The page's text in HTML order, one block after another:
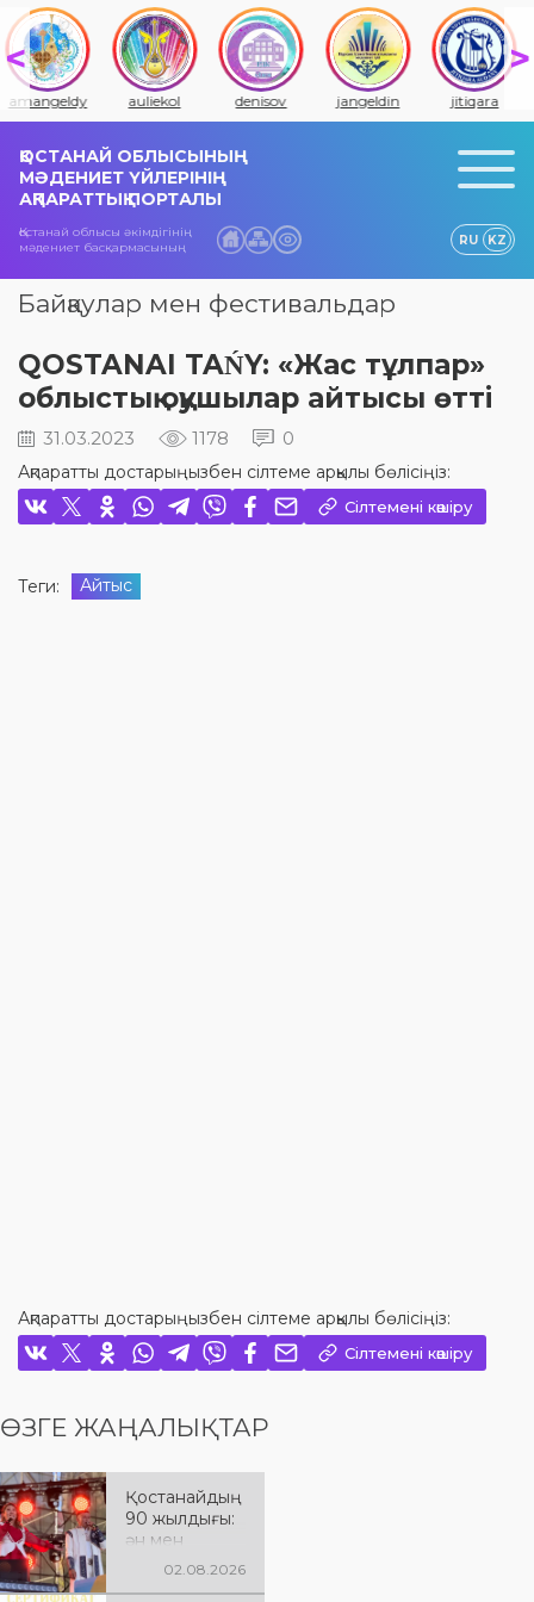
amangeldy auliekol denisov jangeldin jitiqara
ҚОСТАНАЙ ОБЛЫСЫНЫҢ
МӘДЕНИЕТ ҮЙЛЕРІНІҢ
АҚПАРАТТЫҚ ПОРТАЛЫ
Қостанай облысы әкімдігінің
мәдениет басқармасының
RU KZ
Байқаулар мен фестивальдар
QOSTANAI TAŃY: «Жас тұлпар»
облыстық оқушылар айтысы өтті
31.03.2023 1178 0
Ақпаратты достарыңызбен сілтеме арқылы бөлісіңіз:
Сілтемені көшіру
Теги: Айтыс
Ақпаратты достарыңызбен сілтеме арқылы бөлісіңіз:
Сілтемені көшіру
ӨЗГЕ ЖАҢАЛЫҚТАР
Қостанайдың
90 жылдығы:
ән мен
әсерге толы
02.08.2026